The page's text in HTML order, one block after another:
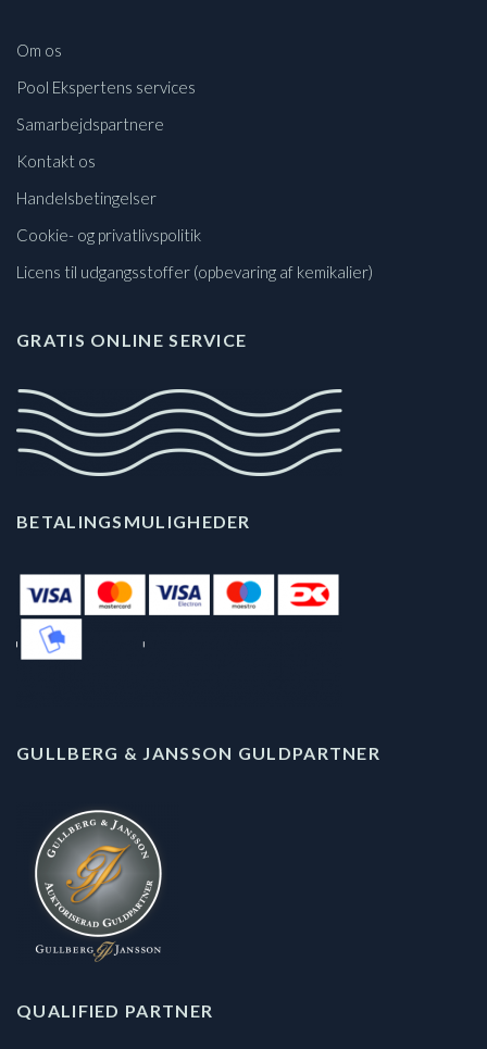
Om os
Pool Ekspertens services
Samarbejdspartnere
Kontakt os
Handelsbetingelser
Cookie- og privatlivspolitik
Licens til udgangsstoffer (opbevaring af kemikalier)
GRATIS ONLINE SERVICE
BETALINGSMULIGHEDER
GULLBERG & JANSSON GULDPARTNER
QUALIFIED PARTNER